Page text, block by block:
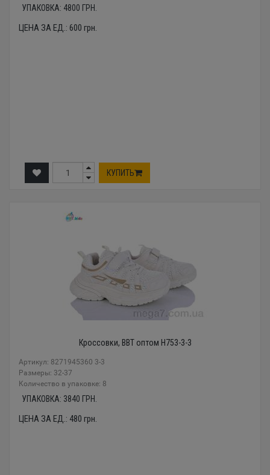
УПАКОВКА: 4800 ГРН.
ЦЕНА ЗА ЕД.: 600 грн.
КУПИТЬ
Кроссовки, BBT оптом H753-3-3
Артикул: 8271945360 3-3
Размеры: 32-37
Количество в упаковке: 8
УПАКОВКА: 3840 ГРН.
ЦЕНА ЗА ЕД.: 480 грн.